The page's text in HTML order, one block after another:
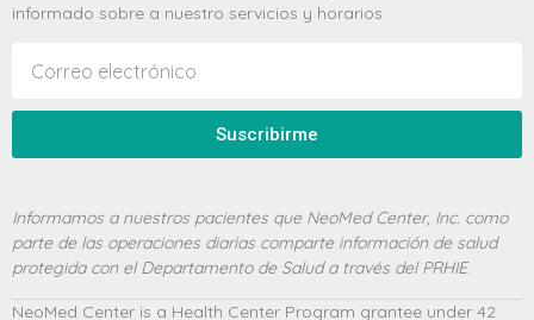
informado sobre a nuestro servicios y horarios
Suscribirme
Informamos a nuestros pacientes que NeoMed Center, Inc. como
parte de las operaciones diarias comparte información de salud
protegida con el Departamento de Salud a través del PRHIE.
NeoMed Center is a Health Center Program grantee under 42